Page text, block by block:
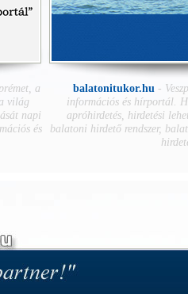
a
világ
napi
és
balatonitukor.hu-
információs és hírportál.
apróhirdetés, hirdetési
balatoni hirdető rendszer,